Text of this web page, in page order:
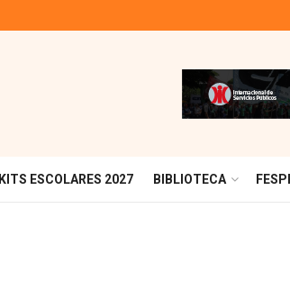
KITS ESCOLARES 2027 BIBLIOTECA